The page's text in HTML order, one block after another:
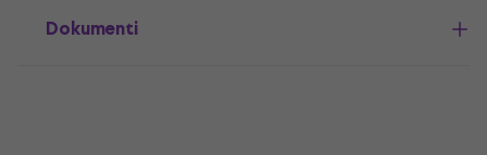
Dokumenti